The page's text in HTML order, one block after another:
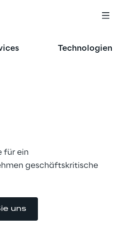
Technologien
für ein
geschäftskritische
uns